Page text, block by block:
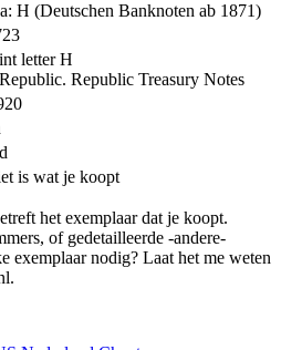
H (Deutschen Banknoten ab 1871)
letter H
Republic Treasury Notes
is wat je koopt
het exemplaar dat je koopt.
of gedetailleerde -andere-
exemplaar nodig? Laat het me weten